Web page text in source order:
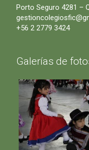
Porto Seguro 4281 –
+56 2 2779 3424
Galerías de